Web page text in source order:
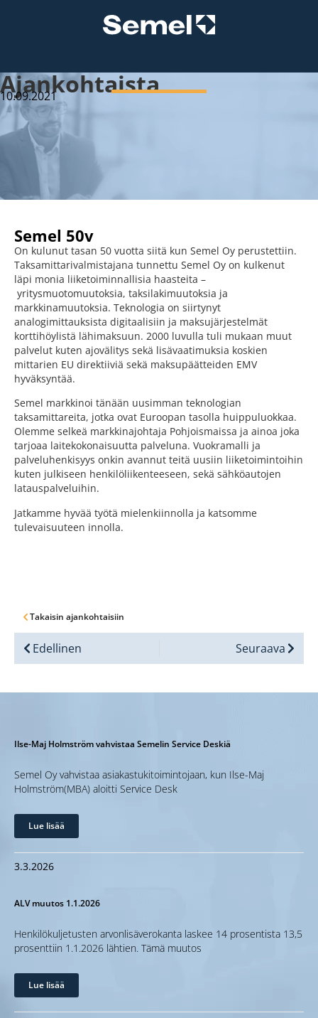
Ajankohtaista
10.09.2021
Semel 50v
On kulunut tasan 50 vuotta siitä kun Semel Oy perustettiin.
Taksamittarivalmistajana tunnettu Semel Oy on kulkenut
läpi monia liiketoiminnallisia haasteita –
yritysmuotomuutoksia, taksilakimuutoksia ja
markkinamuutoksia. Teknologia on siirtynyt
analogimittauksista digitaalisiin ja maksujärjestelmät
korttihöylistä lähimaksuun. 2000 luvulla tuli mukaan muut
palvelut kuten ajovälitys sekä lisävaatimuksia koskien
mittarien EU direktiiviä sekä maksupäätteiden EMV
hyväksyntää.
Semel markkinoi tänään uusimman teknologian
taksamittareita, jotka ovat Euroopan tasolla huippuluokkaa.
Olemme selkeä markkinajohtaja Pohjoismaissa ja ainoa joka
tarjoaa laitekokonaisuutta palveluna. Vuokramalli ja
palveluhenkisyys onkin avannut teitä uusiin liiketoimintoihin
kuten julkiseen henkilöliikenteeseen, sekä sähköautojen
latauspalveluihin.
Jatkamme hyvää työtä mielenkiinnolla ja katsomme
tulevaisuuteen innolla.
Takaisin ajankohtaisiin
Edellinen Seuraava
Ilse-Maj Holmström vahvistaa Semelin Service Deskiä
Semel Oy vahvistaa asiakastukitoimintojaan, kun Ilse-Maj
Holmström(MBA) aloitti Service Desk
Lue lisää
3.3.2026
ALV muutos 1.1.2026
Henkilökuljetusten arvonlisäverokanta laskee 14 prosentista 13,5
prosenttiin 1.1.2026 lähtien. Tämä muutos
Lue lisää